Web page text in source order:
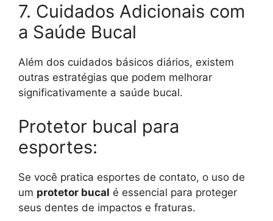
7. Cuidados Adicionais com
a Saúde Bucal
Além dos cuidados básicos diários, existem
outras estratégias que podem melhorar
significativamente a saúde bucal.
Protetor bucal para
esportes:
Se você pratica esportes de contato, o uso de
um protetor bucal é essencial para proteger
seus dentes de impactos e fraturas.